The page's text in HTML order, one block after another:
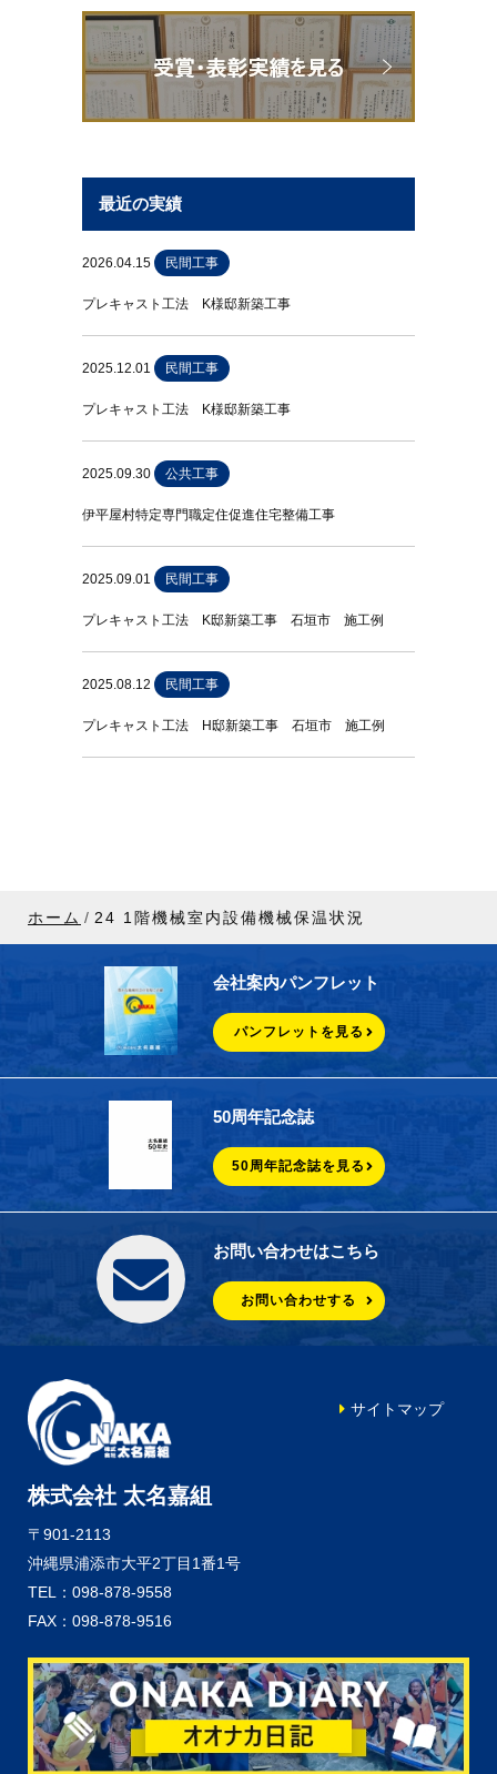
最近の実績
2026.04.15 民間工事
プレキャスト工法 K様邸新築工事
2025.12.01 民間工事
プレキャスト工法 K様邸新築工事
2025.09.30 公共工事
伊平屋村特定専門職定住促進住宅整備工事
2025.09.01 民間工事
プレキャスト工法 K邸新築工事 石垣市 施工例
2025.08.12 民間工事
プレキャスト工法 H邸新築工事 石垣市 施工例
ホーム 24 1階機械室内設備機械保温状況
会社案内パンフレット
パンフレットを見る
50周年記念誌
50周年記念誌を見る
お問い合わせはこちら
お問い合わせする
株式会社 太名嘉組
〒901-2113
沖縄県浦添市大平2丁目1番1号
TEL：098-878-9558
FAX：098-878-9516
サイトマップ